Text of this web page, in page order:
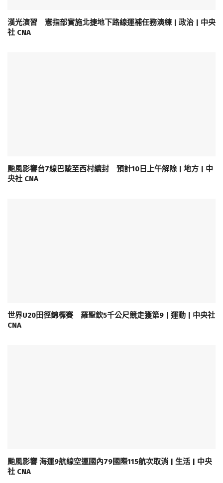
漢光演習 憲指部實施北捷地下路線運補任務演練 | 政治 | 中央
社 CNA
颱風影響台7線巴陵至西村續封 預計10日上午解除 | 地方 | 中
央社 CNA
世界U20田徑錦標賽 羅聖欽5千公尺競走獲第9 | 運動 | 中央社
CNA
颱風影響 海運9航線空運國內79國際115航次取消 | 生活 | 中央
社 CNA